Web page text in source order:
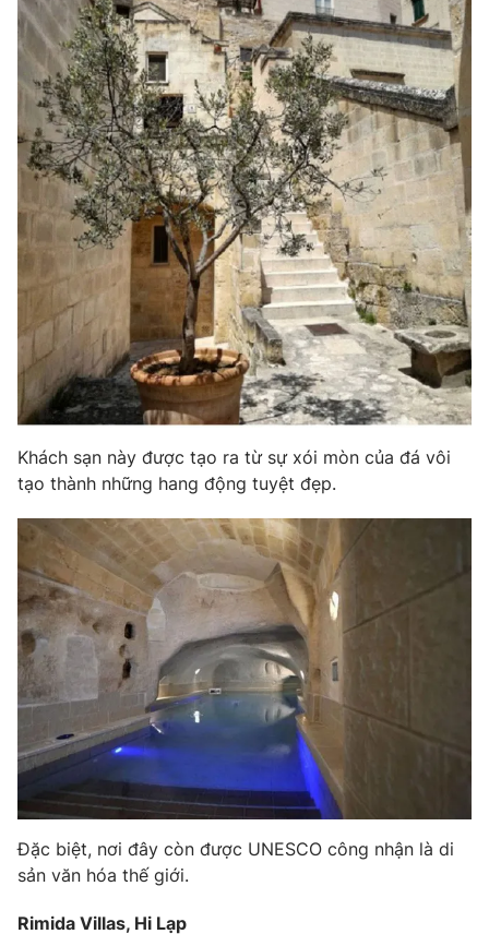
Khách sạn này được tạo ra từ sự xói mòn của đá vôi
tạo thành những hang động tuyệt đẹp.
Đặc biệt, nơi đây còn được UNESCO công nhận là di
sản văn hóa thế giới.
Rimida Villas, Hi Lạp